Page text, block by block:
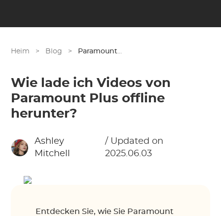
Heim > Blog > Paramount Plus
Wie lade ich Videos von
Paramount Plus offline
herunter?
Ashley
Mitchell
/ Updated on
2025.06.03
Entdecken Sie, wie Sie Paramount